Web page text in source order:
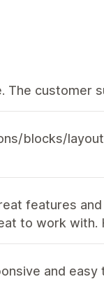
The customer
blocks/
features
to work with.
and easy